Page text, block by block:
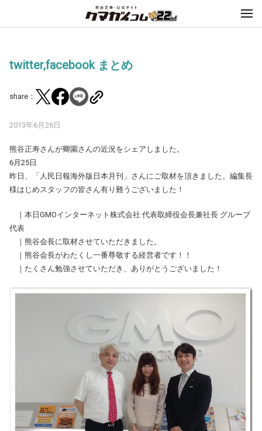
twitter,facebook まとめ
share：
2013年6月26日
熊谷正寿さんが卿園さんの近況をシェアしました。
6月25日
昨日、「人民日報海外版日本月刊」さんにご取材を頂きました。編集長
様はじめスタッフの皆さん有り難うございました！
｜本日GMOインターネット株式会社 代表取締役会長兼社長 グループ
代表
｜熊谷会長に取材させていただきました。
｜熊谷会長がわたくし一番尊敬する経営者です！！
｜たくさん勉強させていただき、ありがとうございました！